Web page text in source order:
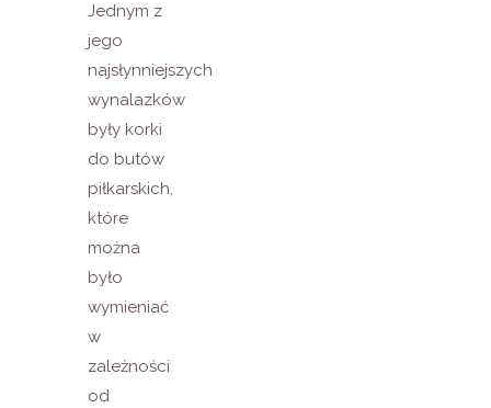
Jednym z
jego
najsłynniejszych
wynalazków
były korki
do butów
piłkarskich,
które
można
było
wymieniać
w
zależności
od